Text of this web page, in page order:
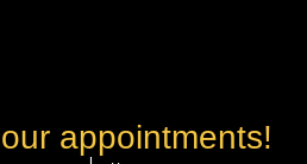
appointments!